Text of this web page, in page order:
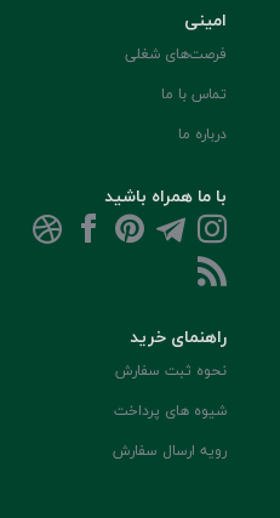
امینی
فرصت‌های شغلی
تماس با ما
درباره ما
با ما همراه باشید
راهنمای خرید
نحوه ثبت سفارش
شیوه های پرداخت
رویه ارسال سفارش